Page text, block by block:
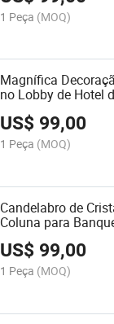
1 Peça (MOQ)
Magnífica
no Lobby de Hotel
de Luz de Ferro e
US$ 99,00
1 Peça (MOQ)
Candelabro de
Coluna para
Arte em Vidro,
Hotel, Iluminação
Personalizada RGB
US$ 99,00
1 Peça (MOQ)